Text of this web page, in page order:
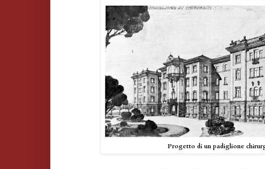
Progetto di un padiglione